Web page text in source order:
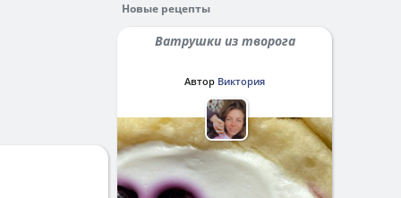
Новые рецепты
Ватрушки из творога
Автор Виктория